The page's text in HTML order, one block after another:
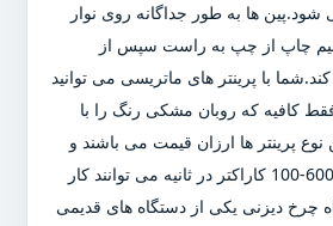
ها به طور جداگانه روی نوار
چاپ از چپ به راست سپس از
با پرینتر های ماتریسی می توانید
کافیه که روبان مشکی رنگ را با
پرینتر ها ارزان قیمت می باشند و
به طور معمول با سرعت 600-100 کاراکتر در ثانیه می توانند کار
چرخ دیزنی یکی از دستگاه های قدیمی